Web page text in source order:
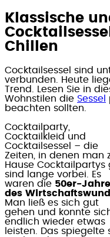
Klassische
Chillen
Cocktailsessel sind
verbunden. Heute
Trend. Lesen Sie in
Wohnstilen die Sessel
beachten sollten.
Cocktailparty,
Cocktailkleid und
Cocktailsessel – die
Zeiten, in denen man
Hause Cocktailpartys
sind lange vorbei. Es
waren die 50er-Jahre
des
Man ließ es sich gut
gehen und konnte
endlich wieder etwas
leisten. Das spiegelte